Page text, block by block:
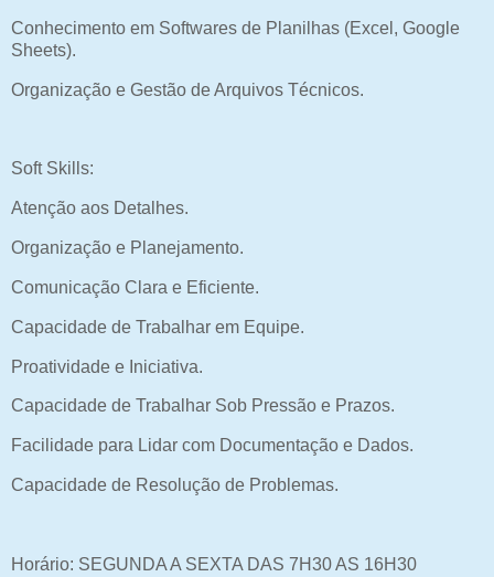
Conhecimento em Softwares de Planilhas (Excel, Google
Sheets).
Organização e Gestão de Arquivos Técnicos.
Soft Skills:
Atenção aos Detalhes.
Organização e Planejamento.
Comunicação Clara e Eficiente.
Capacidade de Trabalhar em Equipe.
Proatividade e Iniciativa.
Capacidade de Trabalhar Sob Pressão e Prazos.
Facilidade para Lidar com Documentação e Dados.
Capacidade de Resolução de Problemas.
Horário: SEGUNDA A SEXTA DAS 7H30 AS 16H30